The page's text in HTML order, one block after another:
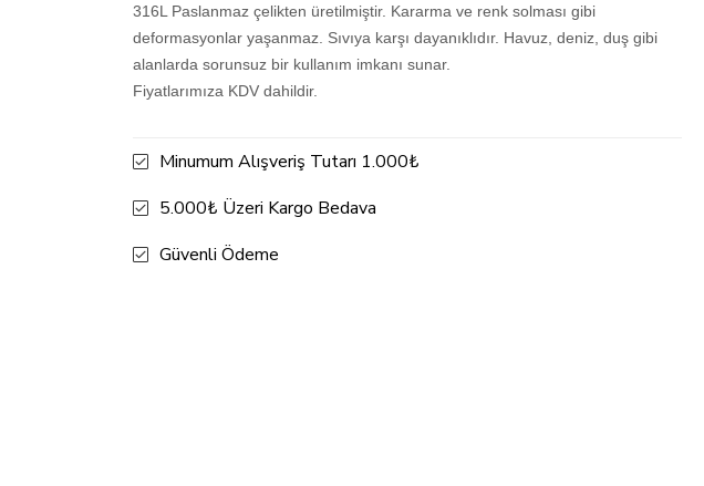
316L Paslanmaz çelikten üretilmiştir. Kararma ve renk solması gibi
deformasyonlar yaşanmaz. Sıvıya karşı dayanıklıdır. Havuz, deniz, duş gibi
alanlarda sorunsuz bir kullanım imkanı sunar.
Fiyatlarımıza KDV dahildir.
Minumum Alışveriş Tutarı 1.000₺
5.000₺ Üzeri Kargo Bedava
Güvenli Ödeme